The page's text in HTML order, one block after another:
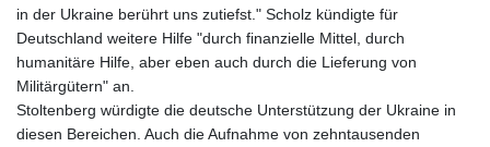
in der Ukraine berührt uns zutiefst." Scholz kündigte für
Deutschland weitere Hilfe "durch finanzielle Mittel, durch
humanitäre Hilfe, aber eben auch durch die Lieferung von
Militärgütern" an.
Stoltenberg würdigte die deutsche Unterstützung der Ukraine in
diesen Bereichen. Auch die Aufnahme von zehntausenden